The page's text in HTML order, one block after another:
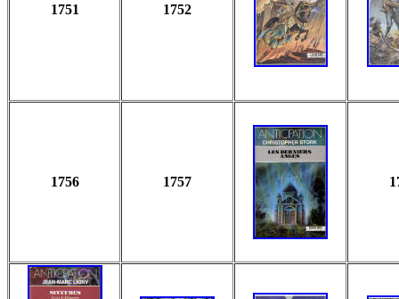
1751 1752
1756 1757